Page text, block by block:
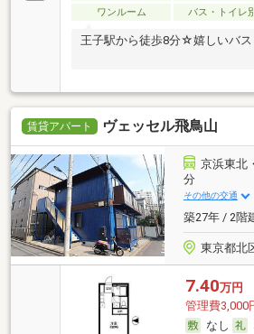
ワンルーム
バス・トイレ別
王子駅から徒歩8分☆嬉しいバ
賃貸アパート ヴェッセル飛鳥山
京浜東北
分
その他の交通
築27年 / 2階
東京都北
7.40万円
管理費3,000
なし